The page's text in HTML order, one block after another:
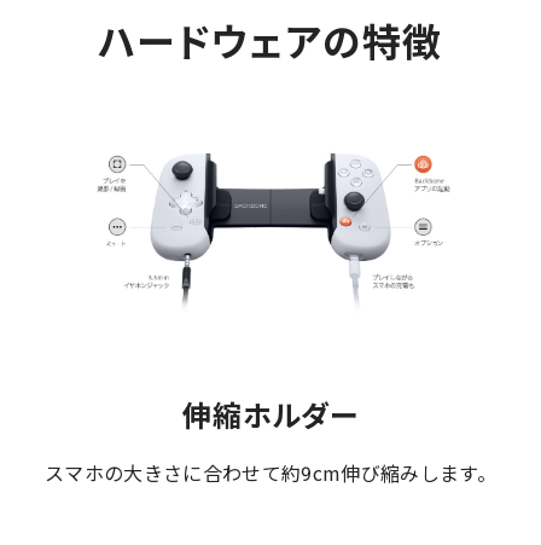
ハードウェアの特徴
伸縮ホルダー
スマホの大きさに合わせて約9cm伸び縮みします。